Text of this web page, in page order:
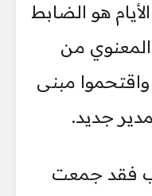
هو الضابط
من
مبنى
جديد.
فقد جمعت